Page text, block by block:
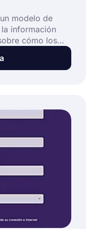
modelo de
información
cómo los
de la empresa
empleados. El